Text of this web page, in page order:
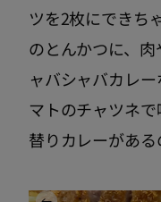
ツを2枚にできち
のとんかつに、
ャバシャバカレ
マトのチャツネ
替りカレーがある